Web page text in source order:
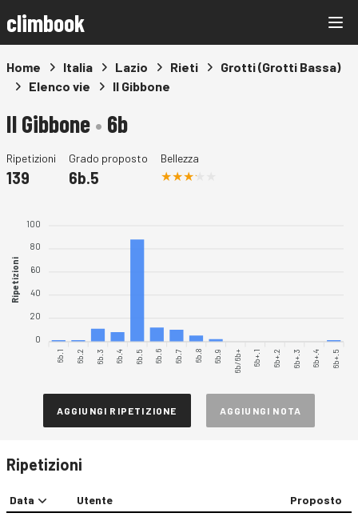
climbook
Home Italia Lazio Rieti
Grotti (Grotti Bassa)
Elenco vie
Il Gibbone
Il Gibbone• 6b
Ripetizioni
139
Grado proposto
6b.5
Bellezza
100
80
60
40
20
0
Ripetizioni
6b.1 6b.2 6b.3 6b.4 6b.5 6b.6 6b.7 6b.8 6b.9 6b/6b+ 6b+.1 6b+.2 6b+.3 6b+.4 6b+.5
AGGIUNGI RIPETIZIONE AGGIUNGI NOTA
Ripetizioni
Data Utente Proposto